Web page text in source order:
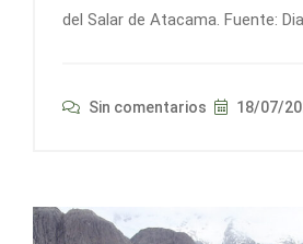
del Salar de Atacama. Fuente:
Sin comentarios 18/07/